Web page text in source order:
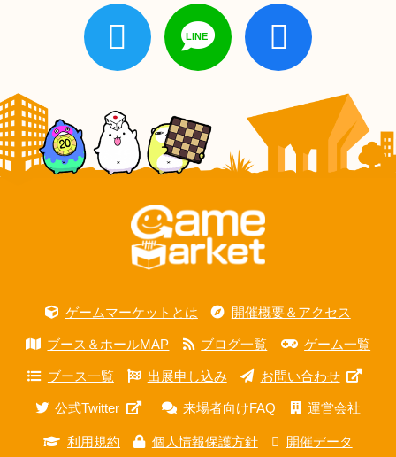
ゲームマーケットとは 開催概要＆アクセス
ブース＆ホールMAP ブログ一覧 ゲーム一覧
ブース一覧 出展申し込み お問い合わせ
公式Twitter 来場者向けFAQ 運営会社
利用規約 個人情報保護方針 開催データ